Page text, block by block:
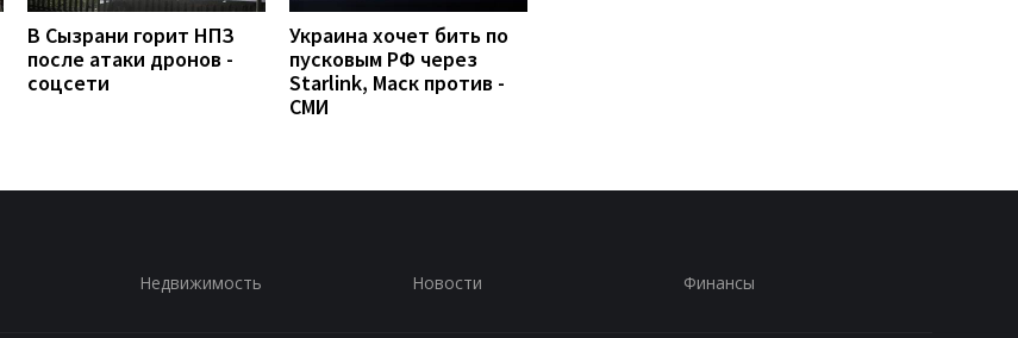
В Сызрани горит НПЗ
после атаки дронов -
соцсети
Украина хочет бить по
пусковым РФ через
Starlink, Маск против -
СМИ
Недвижимость Новости Финансы